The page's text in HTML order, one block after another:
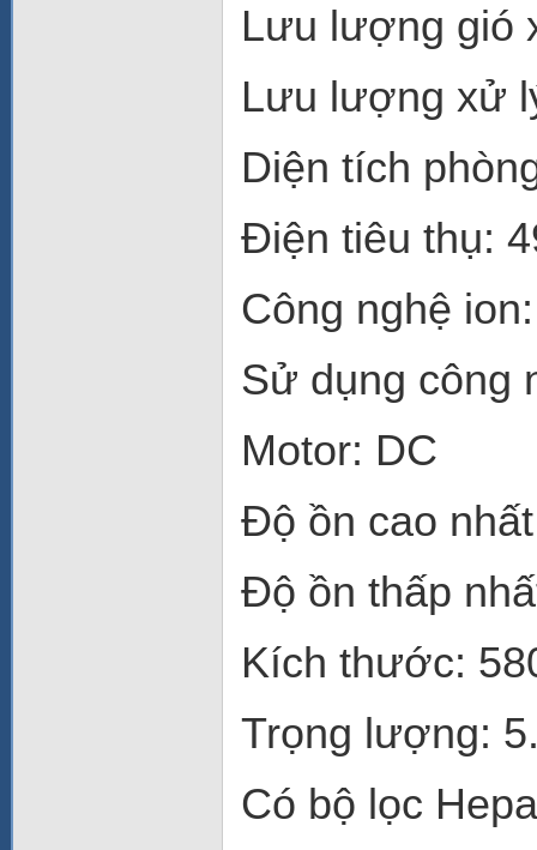
Lưu lượng gió
Lưu lượng xử
Diện tích
Điện tiêu thụ:
Công nghệ
Sử dụng công
Motor: DC
Độ ồn cao
Độ ồn thấp
Kích thước:
Trọng lượng:
Có bộ lọc